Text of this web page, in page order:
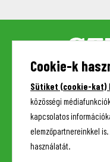
Cookie-k
Sütiket (cookie-kat)
közösségi
kapcsolatos
elemzőpartnereinkkel
használatát.